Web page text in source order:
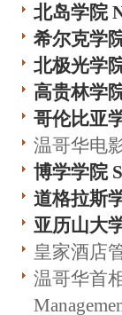
北岛学院
希尔克学
北极光学
高贵林学
哥伦比亚
温哥华电
博学学院
道格拉斯
亚历山大
皇家酒店
温哥华首